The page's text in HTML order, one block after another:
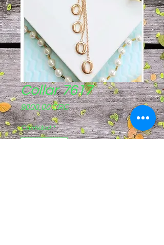
Collar 7617
9000,00 CRCPrecio
Cantidad *